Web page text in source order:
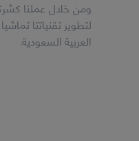
ومن خلال عملنا
العربية السعودية.